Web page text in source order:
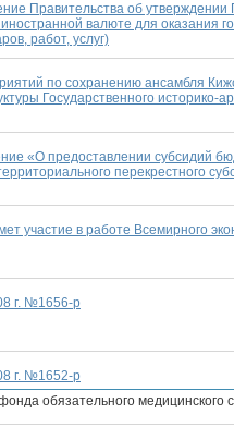
Правительства об утверждении
валюте для оказания
работ, услуг)
по сохранению ансамбля
Государственного историко-
«О предоставлении субсидий
перекрестного
участие в работе Всемирного
г. №1656-р
г. №1652-р
обязательного медицинского